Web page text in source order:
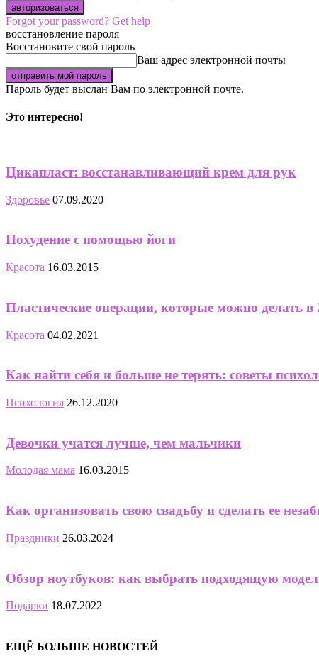
Forgot your password? Get help
восстановление пароля
Восстановите свой пароль
Ваш адрес электронной почты
Пароль будет выслан Вам по электронной почте.
Это интересно!
Цикапласт: восстанавливающий крем для рук
Здоровье 07.09.2020
Похудение с помощью йоги
Красота 16.03.2015
Пластические операции, которые можно делать в
Красота 04.02.2021
Как найти себя и больше не терять: советы
Психология 26.12.2020
Девочки учатся лучше, чем мальчики
Молодая мама 16.03.2015
Как организовать свою свадьбу и сделать ее
Праздники 26.03.2024
Обзор ноутбуков: как выбрать подходящую
Подарки 18.07.2022
ЕЩЁ БОЛЬШЕ НОВОСТЕЙ